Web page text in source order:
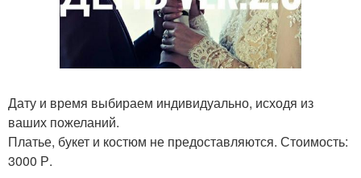
Дату и время выбираем индивидуально, исходя из
ваших пожеланий.
Платье, букет и костюм не предоставляются. Стоимость:
3000 Р.